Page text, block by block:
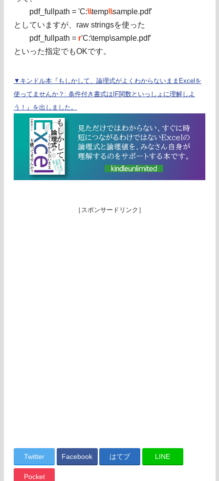
pdf_fullpath = 'C:\\temp\\sample.pdf'
としていますが、raw stringsを使った
pdf_fullpath = r'C:\temp\sample.pdf'
といった指定でもOKです。
▼キンドル本『もしかして、論理式がよくわからないままExcelを
使ってませんか？: 条件付き書式はIF関数といっしょに理解しよ
う！』を出しました。
［スポンサードリンク］
Twitter Facebook はてブ LINE
Pocket